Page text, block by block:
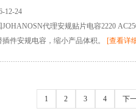
12-24
JOHANOSN代理安规贴片电容2220
插件安规电容，缩小产品体积。 [查看详
1 2 3 4 下